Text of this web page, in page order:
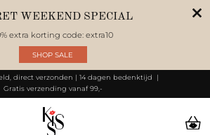
WEEKEND SPECIAL
extra korting code: extra10
SHOP SALE
direct verzonden | 14 dagen bedenktijd
Gratis verzending vanaf 99,-